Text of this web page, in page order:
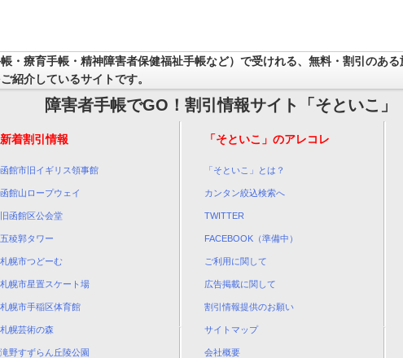
・療育手帳・精神障害者保健福祉手帳など）で受けれる、無料・割引のある
紹介しているサイトです。
障害者手帳でGO！割引情報サイト「そといこ」
新着割引情報
函館市旧イギリス領事館
函館山ロープウェイ
旧函館区公会堂
五稜郭タワー
札幌市つどーむ
札幌市星置スケート場
札幌市手稲区体育館
札幌芸術の森
滝野すずらん丘陵公園
「そといこ」のアレコレ
「そといこ」とは？
カンタン絞込検索へ
TWITTER
FACEBOOK（準備中）
ご利用に関して
広告掲載に関して
割引情報提供のお願い
サイトマップ
会社概要